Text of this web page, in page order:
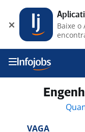
VAGA
Baixe o